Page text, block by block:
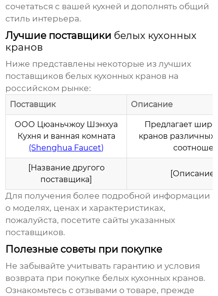
сочетаться с вашей кухней и дополнять общий
стиль интерьера.
Лучшие поставщики белых кухонных
кранов
Ниже представлены некоторые из лучших
поставщиков белых кухонных кранов на
российском рынке:
Поставщик Описание
ООО Цюаньчжоу Шэнхуа
Кухня и ванная комната
(Shenghua Faucet)
Предлагает
кранов различных
[Название другого
поставщика]
[Описание
Для получения более подробной информации
о моделях, ценах и характеристиках,
пожалуйста, посетите сайты указанных
поставщиков.
Полезные советы при покупке
Не забывайте учитывать гарантию и условия
возврата при покупке белых кухонных кранов.
Ознакомьтесь с отзывами о товаре, прежде